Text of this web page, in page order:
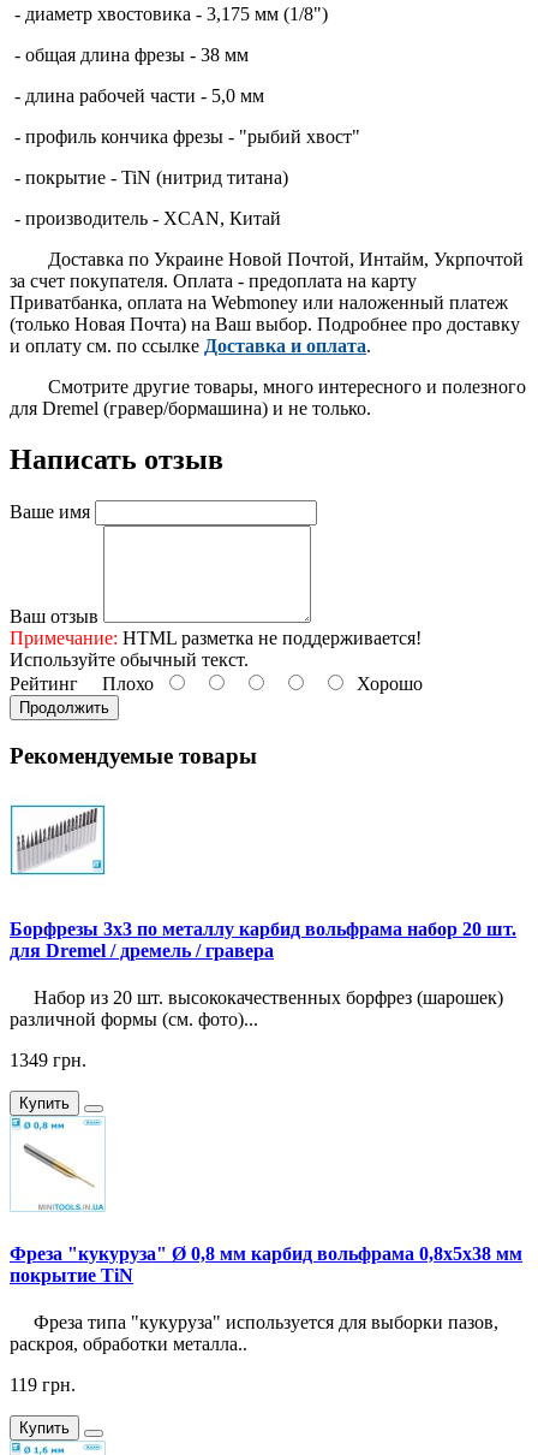
- диаметр хвостовика - 3,175 мм (1/8")
- общая длина фрезы - 38 мм
- длина рабочей части - 5,0 мм
- профиль кончика фрезы - "рыбий хвост"
- покрытие - TiN (нитрид титана)
- производитель - XCAN, Китай
Доставка по Украине Новой Почтой, Интайм, Укрпочтой
за счет покупателя. Оплата - предоплата на карту
Приватбанка, оплата на Webmoney или наложенный платеж
(только Новая Почта) на Ваш выбор. Подробнее про доставку
и оплату см. по ссылке Доставка и оплата.
Смотрите другие товары, много интересного и полезного
для Dremel (гравер/бормашина) и не только.
Написать отзыв
Ваше имя
Ваш отзыв
Примечание: HTML разметка не поддерживается!
Используйте обычный текст.
Рейтинг Плохо Хорошо
Продолжить
Рекомендуемые товары
Борфрезы 3x3 по металлу карбид вольфрама набор 20 шт.
для Dremel / дремель / гравера
Набор из 20 шт. высококачественных борфрез (шарошек)
различной формы (см. фото)...
1349 грн.
Купить
Фреза "кукуруза" Ø 0,8 мм карбид вольфрама 0,8x5x38 мм
покрытие TiN
Фреза типа "кукуруза" используется для выборки пазов,
раскроя, обработки металла..
119 грн.
Купить